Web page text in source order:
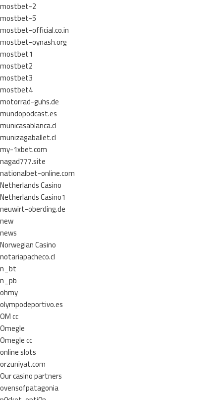
mostbet-2
mostbet-5
mostbet-official.co.in
mostbet-oynash.org
mostbet1
mostbet2
mostbet3
mostbet4
motorrad-guhs.de
mundopodcast.es
municasablanca.cl
munizagaballet.cl
my-1xbet.com
nagad777.site
nationalbet-online.com
Netherlands Casino
Netherlands Casino1
neuwirt-oberding.de
new
news
Norwegian Casino
notariapacheco.cl
n_bt
n_pb
ohmy
olympodeportivo.es
OM cc
Omegle
Omegle cc
online slots
orzuniyat.com
Our casino partners
ovensofpatagonia